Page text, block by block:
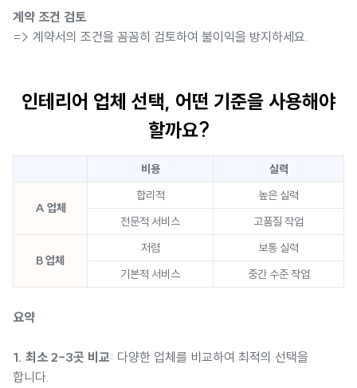
계약 조건 검토
=> 계약서의 조건을 꼼꼼히 검토하여 불이익을 방지하세요.
인테리어 업체 선택, 어떤 기준을 사용해야
할까요?
비용 실력
A 업체
합리적
높은 실력
전문적 서비스
고품질 작업
B 업체
저렴
보통 실력
기본적 서비스
중간 수준 작업
요약
1. 최소 2-3곳 비교: 다양한 업체를 비교하여 최적의 선택을
합니다.